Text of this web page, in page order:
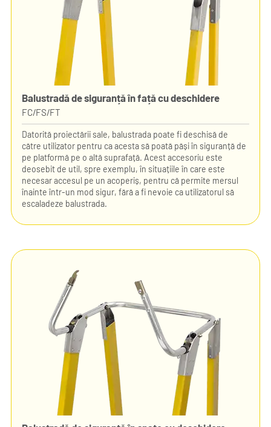
Balustradă de siguranță în față cu deschidere
FC/FS/FT
Datorită proiectării sale, balustrada poate fi deschisă de
către utilizator pentru ca acesta să poată păși în siguranță de
pe platformă pe o altă suprafață. Acest accesoriu este
deosebit de util, spre exemplu, în situațiile în care este
necesar accesul pe un acoperiș, pentru că permite mersul
înainte într-un mod sigur, fără a fi nevoie ca utilizatorul să
escaladeze balustrada.